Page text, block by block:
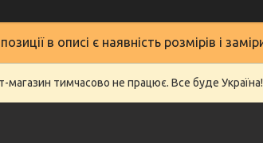
в описі є наявність розмірів і
магазин тимчасово не працює. Все буде Україна!